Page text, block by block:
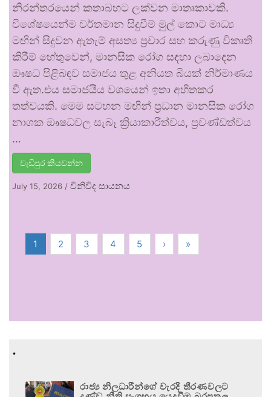
නිරන්තරයෙන් කතාබහට ලක්වන මාතෘකාවකි.
විශේෂයෙන්ම වර්තමාන සිදුවීම් මුල් කොට මාධ්‍ය
මඟින් සිදුවන ඇතැම් අසත්‍ය ප්‍රචාර සහ කරුණු විකෘති
කිරීම් හේතුවෙන්, මානසික රෝග සඳහා ලබාදෙන
ඖෂධ පිළිබඳව සමාජය තුළ අනියත බියක් නිර්මාණය
වී ඇත.එය සමාජයීය වශයෙන් ඉතා අහිතකර
තත්වයකි. මෙම සටහන මඟින් ප්‍රධාන මානසික රෝග
නාශක ඖෂධවල සැබෑ ක්‍රියාකාරීත්වය, ප්‍රචණ්ඩත්වය
…
වැඩිපුර කියවන්න
July 15, 2026 / විනිවිද සායනය
1 2 3 4 5 › »
.
රාජ්‍ය නිලධාරීන්ගේ වැරදි තීරණවලට